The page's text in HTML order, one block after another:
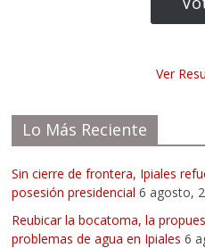
Ver
Lo Más Reciente
Sin cierre de frontera, Ipiales
posesión presidencial 6 agosto,
Reubicar la bocatoma, la
problemas de agua en Ipiales 6